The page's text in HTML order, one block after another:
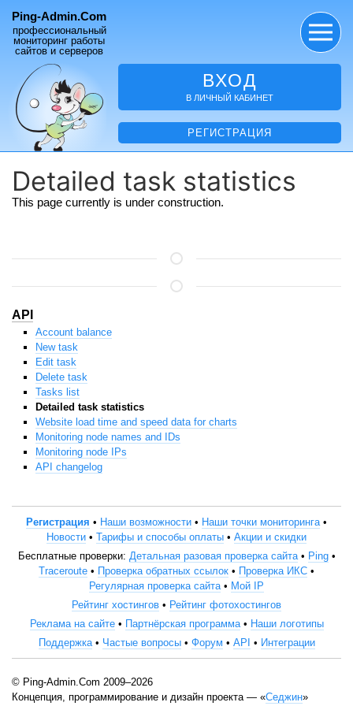
Ping-Admin.Com
профессиональный
мониторинг работы
сайтов и серверов
ВХОД
В ЛИЧНЫЙ КАБИНЕТ
РЕГИСТРАЦИЯ
Detailed task statistics
This page currently is under construction.
API
Account balance
New task
Edit task
Delete task
Tasks list
Detailed task statistics
Website load time and speed data for charts
Monitoring node names and IDs
Monitoring node IPs
API changelog
Регистрация • Наши возможности • Наши точки мониторинга •
Новости • Тарифы и способы оплаты • Акции и скидки
Бесплатные проверки: Детальная разовая проверка сайта• Ping•
Traceroute • Проверка обратных ссылок • Проверка ИКС •
Регулярная проверка сайта • Мой IP
Рейтинг хостингов • Рейтинг фотохостингов
Реклама на сайте• Партнёрская программа• Наши логотипы
Поддержка• Частые вопросы• Форум • API • Интеграции
© Ping-Admin.Com 2009–2026
Концепция, программирование и дизайн проекта — «Седжин»